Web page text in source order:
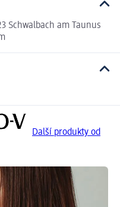
Schwalbach am Taunus
Další produkty od